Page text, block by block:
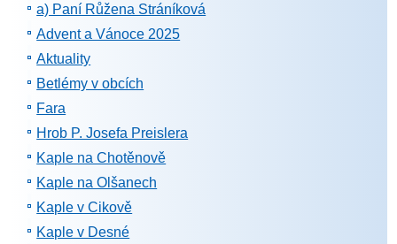
a) Paní Růžena Stráníková
Advent a Vánoce 2025
Aktuality
Betlémy v obcích
Fara
Hrob P. Josefa Preislera
Kaple na Chotěnově
Kaple na Olšanech
Kaple v Cikově
Kaple v Desné